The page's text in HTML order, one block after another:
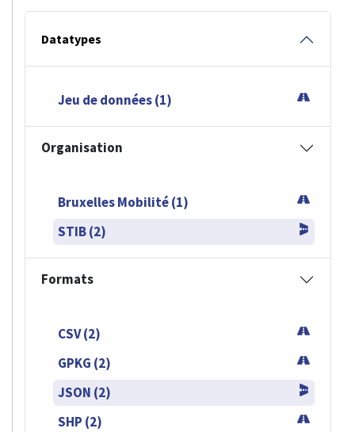
Datatypes
Jeu de données (1)
Organisation
Bruxelles Mobilité (1)
STIB (2)
Formats
CSV (2)
GPKG (2)
JSON (2)
SHP (2)